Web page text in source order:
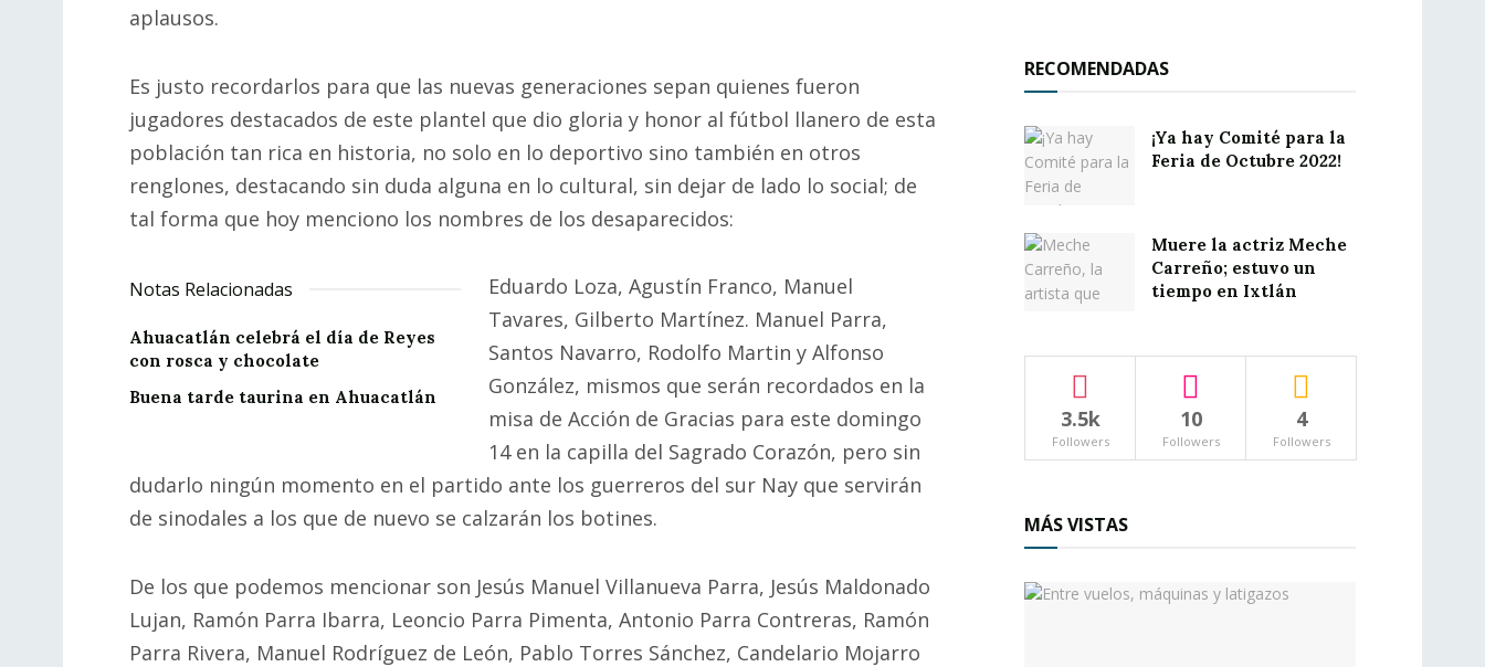
aplausos.
Es justo recordarlos para que las nuevas generaciones sepan quienes fueron
jugadores destacados de este plantel que dio gloria y honor al fútbol llanero de esta
población tan rica en historia, no solo en lo deportivo sino también en otros
renglones, destacando sin duda alguna en lo cultural, sin dejar de lado lo social; de
tal forma que hoy menciono los nombres de los desaparecidos:
Notas Relacionadas
Ahuacatlán celebrá el día de Reyes
con rosca y chocolate
Buena tarde taurina en Ahuacatlán
Eduardo Loza, Agustín Franco, Manuel
Tavares, Gilberto Martínez. Manuel Parra,
Santos Navarro, Rodolfo Martin y Alfonso
González, mismos que serán recordados en la
misa de Acción de Gracias para este domingo
14 en la capilla del Sagrado Corazón, pero sin
dudarlo ningún momento en el partido ante los guerreros del sur Nay que servirán
de sinodales a los que de nuevo se calzarán los botines.
De los que podemos mencionar son Jesús Manuel Villanueva Parra, Jesús Maldonado
Lujan, Ramón Parra Ibarra, Leoncio Parra Pimenta, Antonio Parra Contreras, Ramón
Parra Rivera, Manuel Rodríguez de León, Pablo Torres Sánchez, Candelario Mojarro
RECOMENDADAS
¡Ya hay Comité para la
Feria de Octubre 2022!
Muere la actriz Meche
Carreño; estuvo un
tiempo en Ixtlán
3.5k
Followers
10
Followers
4
Followers
MÁS VISTAS